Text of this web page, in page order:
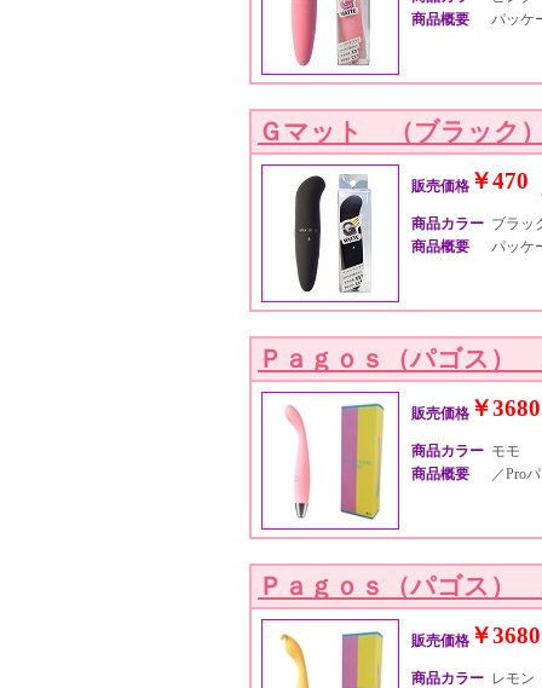
商品概要
パッケ
Ｇマット （ブラック
販売価格 ￥470
商品カラー ブラッ
商品概要
パッケ
Ｐａｇｏｓ（パゴス
販売価格 ￥3680
商品カラー モモ
商品概要
／Pro
Ｐａｇｏｓ（パゴス
販売価格 ￥3680
商品カラー レモン